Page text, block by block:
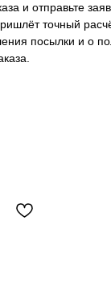
и отправьте
точный
посылки и о